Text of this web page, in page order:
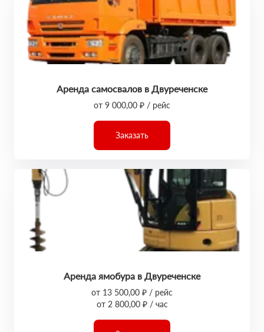
Аренда самосвалов в Двуреченске
от 9 000,00 ₽ / рейс
Заказать
Аренда ямобура в Двуреченске
от 13 500,00 ₽ / рейс
от 2 800,00 ₽ / час